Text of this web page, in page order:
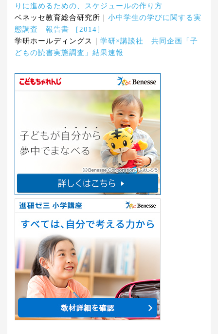
りに進めるための、スケジュールの作り方
ベネッセ教育総合研究所｜ 小中学生の学びに関する実
態調査 報告書 ［2014］
学研ホールディングス｜ 学研×講談社 共同企画「子
どもの読書実態調査」結果速報